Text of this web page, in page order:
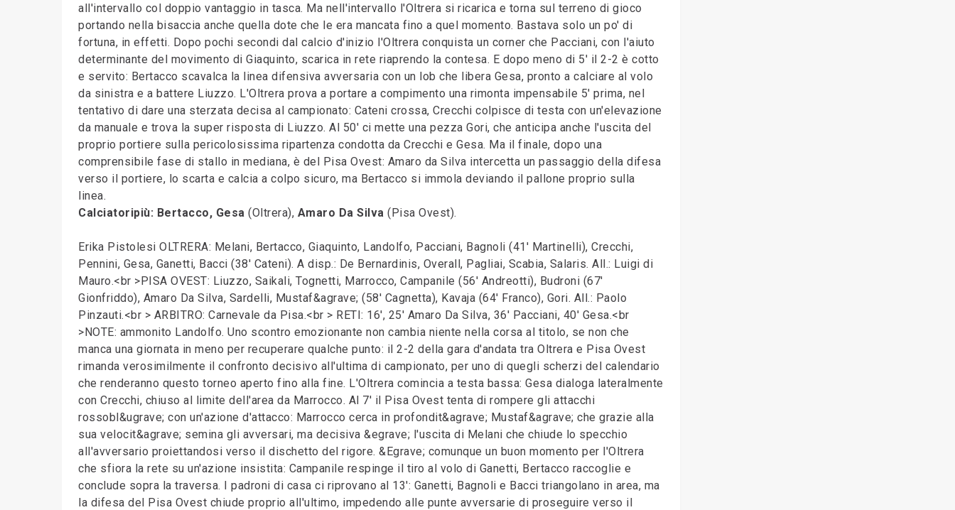
all'intervallo col doppio vantaggio in tasca. Ma nell'intervallo l'Oltrera si ricarica e torna sul terreno di gioco
portando nella bisaccia anche quella dote che le era mancata fino a quel momento. Bastava solo un po' di
fortuna, in effetti. Dopo pochi secondi dal calcio d'inizio l'Oltrera conquista un corner che Pacciani, con l'aiuto
determinante del movimento di Giaquinto, scarica in rete riaprendo la contesa. E dopo meno di 5' il 2-2 è cotto
e servito: Bertacco scavalca la linea difensiva avversaria con un lob che libera Gesa, pronto a calciare al volo
da sinistra e a battere Liuzzo. L'Oltrera prova a portare a compimento una rimonta impensabile 5' prima, nel
tentativo di dare una sterzata decisa al campionato: Cateni crossa, Crecchi colpisce di testa con un'elevazione
da manuale e trova la super risposta di Liuzzo. Al 50' ci mette una pezza Gori, che anticipa anche l'uscita del
proprio portiere sulla pericolosissima ripartenza condotta da Crecchi e Gesa. Ma il finale, dopo una
comprensibile fase di stallo in mediana, è del Pisa Ovest: Amaro da Silva intercetta un passaggio della difesa
verso il portiere, lo scarta e calcia a colpo sicuro, ma Bertacco si immola deviando il pallone proprio sulla
linea.
Calciatoripiù: Bertacco, Gesa (Oltrera), Amaro Da Silva (Pisa Ovest).
Erika Pistolesi OLTRERA: Melani, Bertacco, Giaquinto, Landolfo, Pacciani, Bagnoli (41' Martinelli), Crecchi,
Pennini, Gesa, Ganetti, Bacci (38' Cateni). A disp.: De Bernardinis, Overall, Pagliai, Scabia, Salaris. All.: Luigi di
Mauro.<br >PISA OVEST: Liuzzo, Saikali, Tognetti, Marrocco, Campanile (56' Andreotti), Budroni (67'
Gionfriddo), Amaro Da Silva, Sardelli, Mustaf&agrave; (58' Cagnetta), Kavaja (64' Franco), Gori. All.: Paolo
Pinzauti.<br > ARBITRO: Carnevale da Pisa.<br > RETI: 16', 25' Amaro Da Silva, 36' Pacciani, 40' Gesa.<br
>NOTE: ammonito Landolfo. Uno scontro emozionante non cambia niente nella corsa al titolo, se non che
manca una giornata in meno per recuperare qualche punto: il 2-2 della gara d'andata tra Oltrera e Pisa Ovest
rimanda verosimilmente il confronto decisivo all'ultima di campionato, per uno di quegli scherzi del calendario
che renderanno questo torneo aperto fino alla fine. L'Oltrera comincia a testa bassa: Gesa dialoga lateralmente
con Crecchi, chiuso al limite dell'area da Marrocco. Al 7' il Pisa Ovest tenta di rompere gli attacchi
rossobl&ugrave; con un'azione d'attacco: Marrocco cerca in profondit&agrave; Mustaf&agrave; che grazie alla
sua velocit&agrave; semina gli avversari, ma decisiva &egrave; l'uscita di Melani che chiude lo specchio
all'avversario proiettandosi verso il dischetto del rigore. &Egrave; comunque un buon momento per l'Oltrera
che sfiora la rete su un'azione insistita: Campanile respinge il tiro al volo di Ganetti, Bertacco raccoglie e
conclude sopra la traversa. I padroni di casa ci riprovano al 13': Ganetti, Bagnoli e Bacci triangolano in area, ma
la difesa del Pisa Ovest chiude proprio all'ultimo, impedendo alle punte avversarie di proseguire verso il